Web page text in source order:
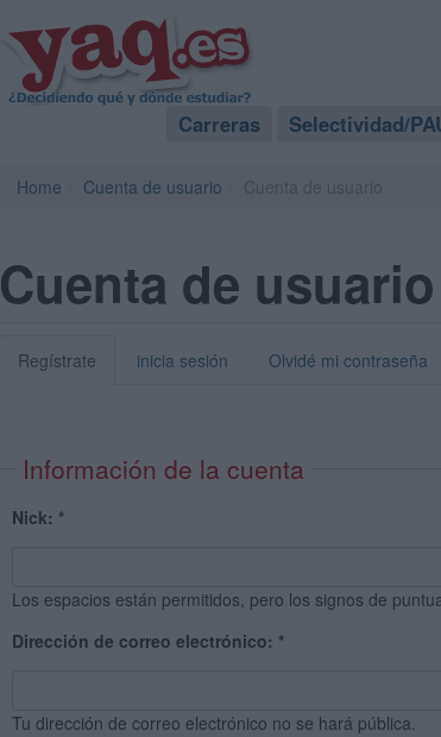
Carreras Selectividad/
Home Cuenta de usuario
Cuenta de usuario
Regístrate inicia sesión Olvidé mi contraseña
Información de la cuenta
Nick: *
Los espacios están permitidos, pero los signos de
Dirección de correo electrónico: *
Tu dirección de correo electrónico no se hará pública.